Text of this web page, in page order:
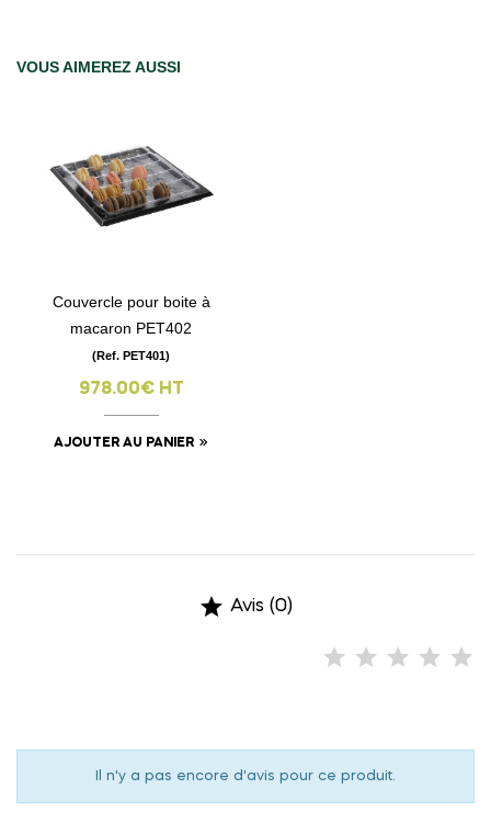
VOUS AIMEREZ AUSSI
Couvercle pour boite à
macaron PET402
(Ref. PET401)
978.00€ HT
AJOUTER AU PANIER
 Avis (0)
Il n'y a pas encore d'avis pour ce produit.